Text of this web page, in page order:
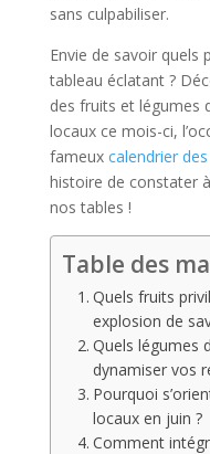
sans culpabiliser.
Envie de savoir quels
tableau éclatant ?
des fruits et légumes
locaux ce mois-ci,
fameux calendrier
histoire de constater
nos tables !
Table des
Quels fruits
explosion de
Quels légumes
dynamiser vos
Pourquoi
locaux en juin ?
Comment